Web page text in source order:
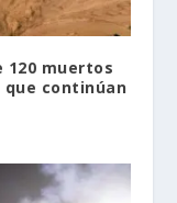
120 muertos
que continúan